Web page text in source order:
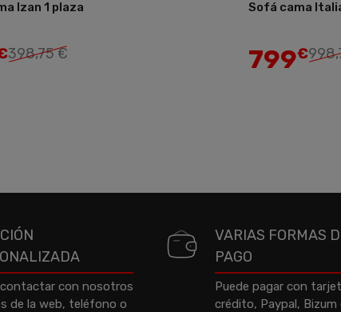
Izan 1 plaza
398,75 €
Sofá cama
799€
contactar con nosotros
de la web, teléfono o
VARIAS FORMAS
PAGO
Puede pagar con
crédito, Paypal, Bizum